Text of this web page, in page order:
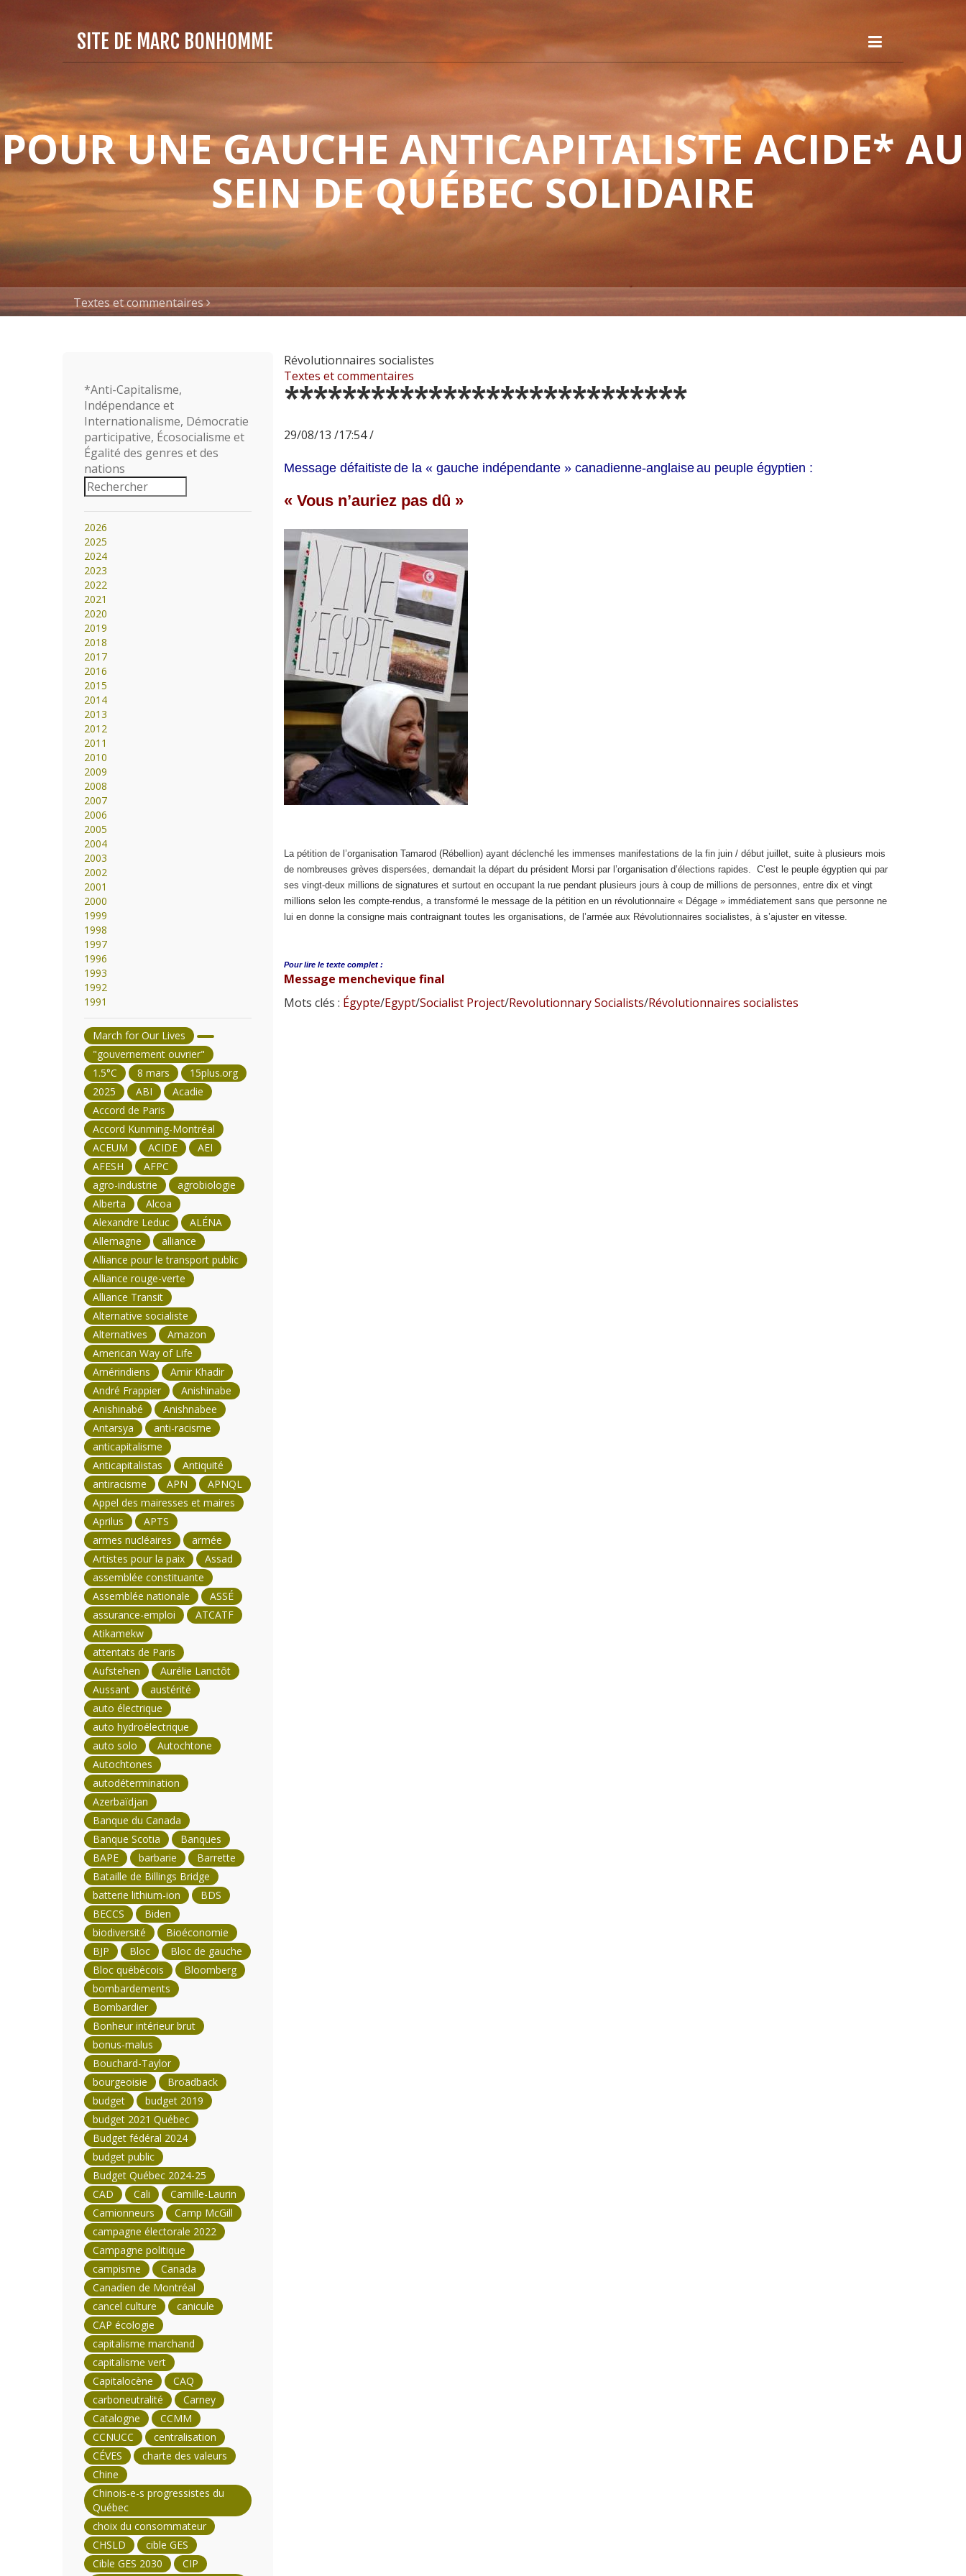
SITE DE MARC BONHOMME
POUR UNE GAUCHE ANTICAPITALISTE ACIDE* AU
SEIN DE QUÉBEC SOLIDAIRE
Textes et commentaires
Révolutionnaires socialistes
Textes et commentaires
****************************
29/08/13 /17:54 /
Message défaitistede la « gauche indépendante » canadienne-anglaiseau peuple égyptien :
« Vous n’auriez pas dû »
La pétition de l’organisation Tamarod (Rébellion) ayant déclenché les immenses manifestations de la fin juin / début juillet, suite à plusieurs mois
de nombreuses grèves dispersées, demandait la départ du président Morsi par l’organisation d’élections rapides. C’est le peuple égyptien qui par
ses vingt-deux millions de signatures et surtout en occupant la rue pendant plusieurs jours à coup de millions de personnes, entre dix et vingt
millions selon les compte-rendus, a transformé le message de la pétition en un révolutionnaire « Dégage » immédiatement sans que personne ne
lui en donne la consigne mais contraignant toutes les organisations, de l’armée aux Révolutionnaires socialistes, à s’ajuster en vitesse.
Pour lire le texte complet :
Message menchevique final
Mots clés : Égypte/Egypt/Socialist Project/Revolutionnary Socialists/Révolutionnaires socialistes
*Anti-Capitalisme,
Indépendance et
Internationalisme, Démocratie
participative, Écosocialisme et
Égalité des genres et des
nations
2026
2025
2024
2023
2022
2021
2020
2019
2018
2017
2016
2015
2014
2013
2012
2011
2010
2009
2008
2007
2006
2005
2004
2003
2002
2001
2000
1999
1998
1997
1996
1993
1992
1991
March for Our Lives
"gouvernement ouvrier"
1.5°C
8 mars
15plus.org
2025
ABI
Acadie
Accord de Paris
Accord Kunming-Montréal
ACEUM
ACIDE
AEI
AFESH
AFPC
agro-industrie
agrobiologie
Alberta
Alcoa
Alexandre Leduc
ALÉNA
Allemagne
alliance
Alliance pour le transport public
Alliance rouge-verte
Alliance Transit
Alternative socialiste
Alternatives
Amazon
American Way of Life
Amérindiens
Amir Khadir
André Frappier
Anishinabe
Anishinabé
Anishnabee
Antarsya
anti-racisme
anticapitalisme
Anticapitalistas
Antiquité
antiracisme
APN
APNQL
Appel des mairesses et maires
Aprilus
APTS
armes nucléaires
armée
Artistes pour la paix
Assad
assemblée constituante
Assemblée nationale
ASSÉ
assurance-emploi
ATCATF
Atikamekw
attentats de Paris
Aufstehen
Aurélie Lanctôt
Aussant
austérité
auto électrique
auto hydroélectrique
auto solo
Autochtone
Autochtones
autodétermination
Azerbaïdjan
Banque du Canada
Banque Scotia
Banques
BAPE
barbarie
Barrette
Bataille de Billings Bridge
batterie lithium-ion
BDS
BECCS
Biden
biodiversité
Bioéconomie
BJP
Bloc
Bloc de gauche
Bloc québécois
Bloomberg
bombardements
Bombardier
Bonheur intérieur brut
bonus-malus
Bouchard-Taylor
bourgeoisie
Broadback
budget
budget 2019
budget 2021 Québec
Budget fédéral 2024
budget public
Budget Québec 2024-25
CAD
Cali
Camille-Laurin
Camionneurs
Camp McGill
campagne électorale 2022
Campagne politique
campisme
Canada
Canadien de Montréal
cancel culture
canicule
CAP écologie
capitalisme marchand
capitalisme vert
Capitalocène
CAQ
carboneutralité
Carney
Catalogne
CCMM
CCNUCC
centralisation
CÉVES
charte des valeurs
Chine
Chinois-e-s progressistes du
Québec
choix du consommateur
CHSLD
cible GES
Cible GES 2030
CIP